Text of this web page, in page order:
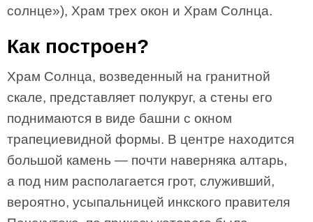
солнце»), Храм трех окон и Храм Солнца.
Как построен?
Храм Солнца, возведенный на гранитной
скале, представляет полукруг, а стены его
поднимаются в виде башни с окном
трапециевидной формы. В центре находится
большой камень — почти наверняка алтарь,
а под ним располагается грот, служивший,
вероятно, усыпальницей инкского правителя